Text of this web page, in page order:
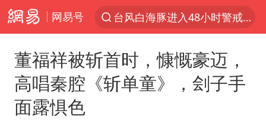
网易号
台风白海豚进入48小时警戒线
以“新”破局 首发经济点亮城市消费活力
中方回应是否在太平洋海底开采稀土
董福祥被斩首时，慷慨豪迈，
高唱秦腔《斩单童》，刽子手
面露惧色